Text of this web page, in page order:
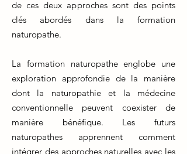
de ces deux approches sont des points
clés abordés dans la formation
naturopathe.
La formation naturopathe englobe une
exploration approfondie de la manière
dont la naturopathie et la médecine
conventionnelle peuvent coexister de
manière bénéfique. Les futurs
naturopathes apprennent comment
intégrer des approches naturelles avec les